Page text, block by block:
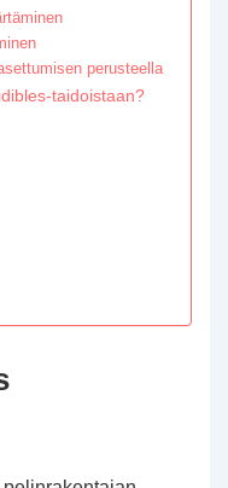
perusteella
taidoistaan?